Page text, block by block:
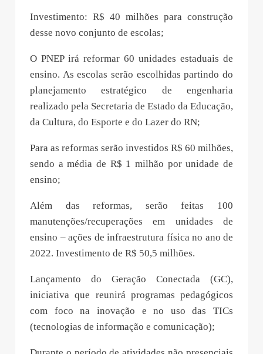
Investimento: R$ 40 milhões para construção
desse novo conjunto de escolas;
O PNEP irá reformar 60 unidades estaduais de
ensino. As escolas serão escolhidas partindo do
planejamento estratégico de engenharia
realizado pela Secretaria de Estado da Educação,
da Cultura, do Esporte e do Lazer do RN;
Para as reformas serão investidos R$ 60 milhões,
sendo a média de R$ 1 milhão por unidade de
ensino;
Além das reformas, serão feitas 100
manutenções/recuperações em unidades de
ensino – ações de infraestrutura física no ano de
2022. Investimento de R$ 50,5 milhões.
Lançamento do Geração Conectada (GC),
iniciativa que reunirá programas pedagógicos
com foco na inovação e no uso das TICs
(tecnologias de informação e comunicação);